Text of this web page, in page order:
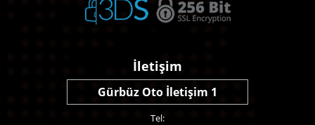
İletişim
Gürbüz Oto İletişim 1
Tel: